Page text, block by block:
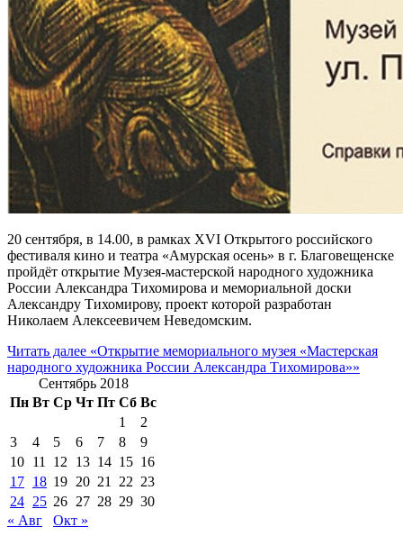
20 сентября, в 14.00, в рамках XVI Открытого российского
фестиваля кино и театра «Амурская осень» в г. Благовещенске
пройдёт открытие Музея-мастерской народного художника
России Александра Тихомирова и мемориальной доски
Александру Тихомирову, проект которой разработан
Николаем Алексеевичем Неведомским.
Читать далее «Открытие мемориального музея «Мастерская
народного художника России Александра Тихомирова»»
Сентябрь 2018
Пн Вт Ср Чт Пт Сб Вс
1
2
3
4 5 6 7 8
9
10 11 12 13 14 15 16
17 18 19 20 21 22 23
24 25 26 27 28 29 30
« Авг
Окт »